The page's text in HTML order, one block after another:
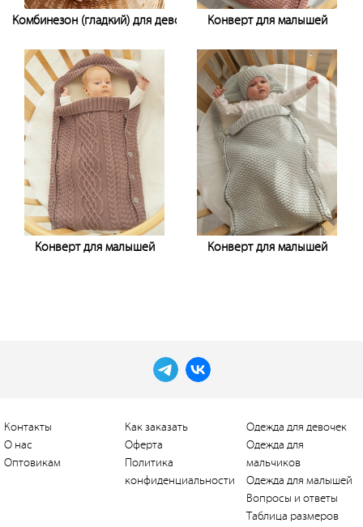
Комбинезон (гладкий) для девочки
Конверт для малышей
Конверт для малышей
Конверт для малышей
Контакты
О нас
Оптовикам
Как заказать
Оферта
Политика
конфиденциальности
Одежда для девочек
Одежда для
мальчиков
Одежда для малышей
Вопросы и ответы
Таблица размеров